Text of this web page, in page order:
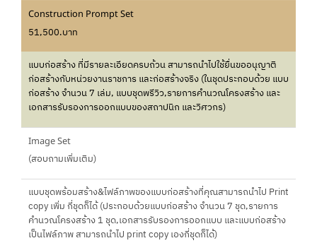
Construction Prompt Set
51,500.บาท
แบบก่อสร้าง ที่มีรายละเอียดครบถ้วน สามารถนำไปใช้ยื่นขออนุญาติ
ก่อสร้างกับหน่วยงานราชการ และก่อสร้างจริง (ในชุดประกอบด้วย แบบ
ก่อสร้าง จำนวน 7 เล่ม, แบบชุดพรีวิว,รายการคำนวณโครงสร้าง และ
เอกสารรับรองการออกแบบของสถาปนิก และวิศวกร)
Image Set
(สอบถามเพิ่มเติม)
แบบชุดพร้อมสร้าง&ไฟล์ภาพของแบบก่อสร้างที่คุณสามารถนำไป Print
copy เพิ่ม กี่ชุดก็ได้ (ประกอบด้วยแบบก่อสร้าง จำนวน 7 ชุด,รายการ
คำนวณโครงสร้าง 1 ชุด,เอกสารรับรองการออกแบบ และแบบก่อสร้าง
เป็นไฟล์ภาพ สามารถนำไป print copy เองกี่ชุดก็ได้)